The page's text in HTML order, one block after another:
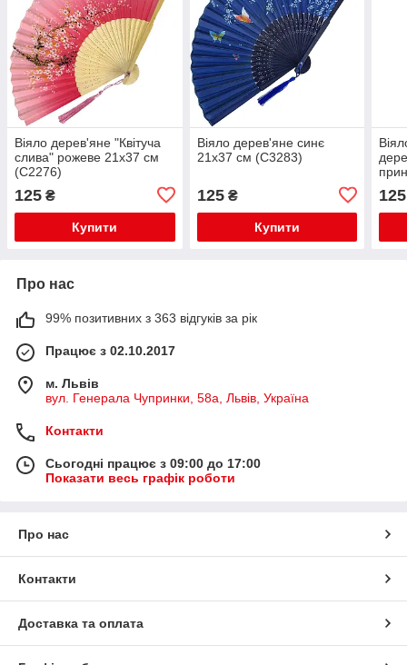
Віяло дерев'яне "Квітуча
слива" рожеве 21х37 см
(C2276)
125 ₴
Купити
Віяло дерев'яне синє
21х37 см (C3283)
125₴
Купити
125
Про нас
99% позитивних з 363 відгуків за рік
Працює з 02.10.2017
м. Львів
вул. Генерала Чупринки, 58а, Львів, Україна
Контакти
Сьогодні працює з 09:00 до 17:00
Показати весь графік роботи
Про нас
Контакти
Доставка та оплата